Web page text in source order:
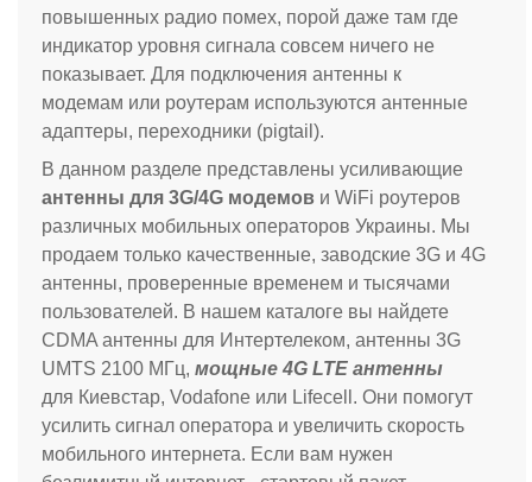
повышенных радио помех, порой даже там где
индикатор уровня сигнала совсем ничего не
показывает. Для подключения антенны к
модемам или роутерам используются антенные
адаптеры, переходники (pigtail).
В данном разделе представлены усиливающие
антенны для 3G/4G модемов и WiFi роутеров
различных мобильных операторов Украины. Мы
продаем только качественные, заводские 3G и 4G
антенны, проверенные временем и тысячами
пользователей. В нашем каталоге вы найдете
CDMA антенны для Интертелеком, антенны 3G
UMTS 2100 МГц, мощные 4G LTE антенны
для Киевстар, Vodafone или Lifecell . Они помогут
усилить сигнал оператора и увеличить скорость
мобильного интернета. Если вам нужен